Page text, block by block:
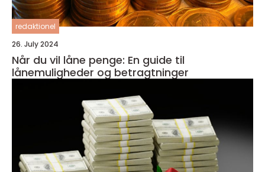
redaktionel
26. July 2024
Når du vil låne penge: En guide til
lånemuligheder og betragtninger